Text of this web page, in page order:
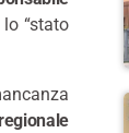
“stato